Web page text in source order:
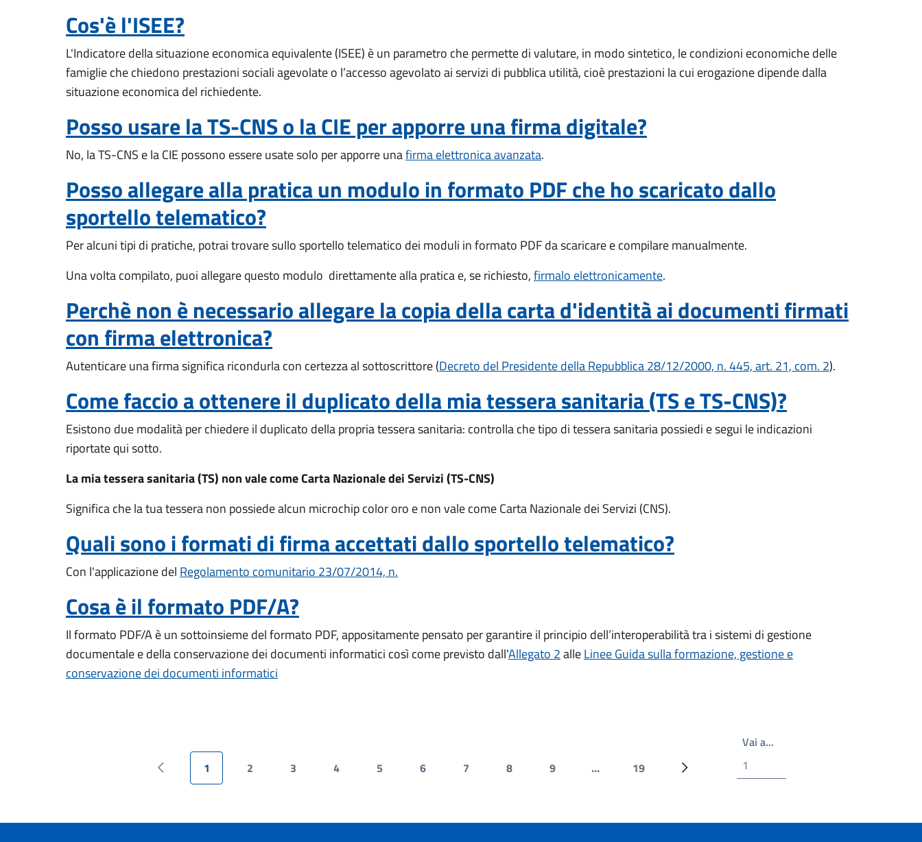
Cos'è l'ISEE?
L'Indicatore della situazione economica equivalente (ISEE) è un parametro che permette di valutare, in modo sintetico, le condizioni economiche delle
famiglie che chiedono prestazioni sociali agevolate o l’accesso agevolato ai servizi di pubblica utilità, cioè prestazioni la cui erogazione dipende dalla
situazione economica del richiedente.
Posso usare la TS-CNS o la CIE per apporre una firma digitale?
No, la TS-CNS e la CIE possono essere usate solo per apporre unafirma elettronica avanzata.
Posso allegare alla pratica un modulo in formato PDF che ho scaricato dallo
sportello telematico?
Per alcuni tipi di pratiche, potrai trovare sullo sportello telematico dei moduli in formato PDF da scaricare e compilare manualmente.
Una volta compilato, puoi allegare questo modulo direttamente alla pratica e, se richiesto,firmalo elettronicamente.
Perchè non è necessario allegare la copia della carta d'identità ai documenti firmati
con firma elettronica?
Autenticare una firma significa ricondurla con certezza al sottoscrittore (Decreto del Presidente della Repubblica 28/12/2000, n. 445, art. 21, com. 2).
Come faccio a ottenere il duplicato della mia tessera sanitaria (TS e TS-CNS)?
Esistono due modalità per chiedere il duplicato della propria tessera sanitaria: controlla che tipo di tessera sanitaria possiedi e segui le indicazioni
riportate qui sotto.
La mia tessera sanitaria (TS) non vale come Carta Nazionale dei Servizi (TS-CNS)
Significa che la tua tessera non possiede alcun microchip color oro e non vale come Carta Nazionale dei Servizi (CNS).
Quali sono i formati di firma accettati dallo sportello telematico?
Con l'applicazione del Regolamento comunitario 23/07/2014, n.
Cosa è il formato PDF/A?
Il formato PDF/A è un sottoinsieme del formato PDF, appositamente pensato per garantire il principio dell’interoperabilità tra i sistemi di gestione
documentale e della conservazione dei documenti informatici così come previsto dall'Allegato 2alleLinee Guida sulla formazione, gestione e
conservazione dei documenti informatici
Pagina precedente
Pagina attuale
1
Pagina
2
Pagina
3
Pagina
4
Pagina
5
Pagina
6
Pagina
7
Pagina
8
Pagina
9 …
Ultima pagina
19
Prossima pagina
Vai a…